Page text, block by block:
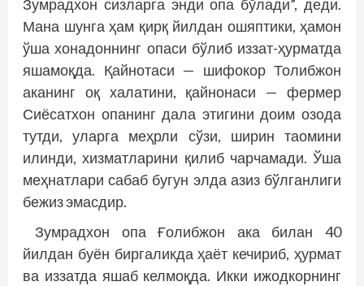
Зумрадхон сизларга энди опа бўлади”, деди.
Мана шунга ҳам қирқ йилдан ошяптики, ҳамон
ўша хонадоннинг опаси бўлиб иззат-ҳурматда
яшамоқда. Қайнотаси — шифокор Толибжон
аканинг оқ халатини, қайнонаси — фермер
Сиёсатхон опанинг дала этигини доим озода
тутди, уларга меҳрли сўзи, ширин таомини
илинди, хизматларини қилиб чарчамади. Ўша
меҳнатлари сабаб бугун элда азиз бўлганлиги
бежиз эмасдир.
Зумрадхон опа Ғолибжон ака билан 40
йилдан буён биргаликда ҳаёт кечириб, ҳурмат
ва иззатда яшаб келмоқда. Икки ижодкорнинг